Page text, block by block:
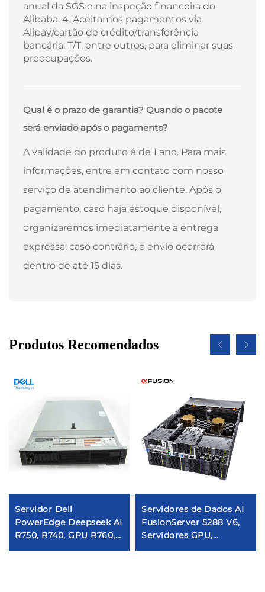
anual da SGS e na inspeção financeira do
Alibaba. 4. Aceitamos pagamentos via
Alipay/cartão de crédito/transferência
bancária, T/T, entre outros, para eliminar suas
preocupações.
Qual é o prazo de garantia? Quando o pacote
será enviado após o pagamento?
A validade do produto é de 1 ano. Para mais
informações, entre em contato com nosso
serviço de atendimento ao cliente. Após o
pagamento, caso haja estoque disponível,
organizaremos imediatamente a entrega
expressa; caso contrário, o envio ocorrerá
dentro de até 15 dias.
Produtos Recomendados
Servidor Dell
PowerEdge Deepseek AI
R750, R740, GPU R760,
R740xd, 671B, R250,
Servidores de Dados AI
FusionServer 5288 V6,
Servidores GPU,
Armazenamento,